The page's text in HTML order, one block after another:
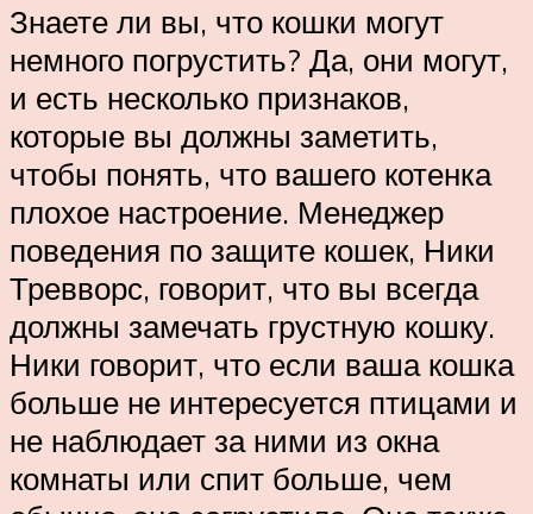
Знаете ли вы, что кошки могут
немного погрустить? Да, они могут,
и есть несколько признаков,
которые вы должны заметить,
чтобы понять, что вашего котенка
плохое настроение. Менеджер
поведения по защите кошек, Ники
Тревворс, говорит, что вы всегда
должны замечать грустную кошку.
Ники говорит, что если ваша кошка
больше не интересуется птицами и
не наблюдает за ними из окна
комнаты или спит больше, чем